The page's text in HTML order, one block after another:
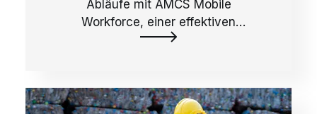
Abläufe mit AMCS Mobile
Workforce, einer effektiven
Lösung für Ihr